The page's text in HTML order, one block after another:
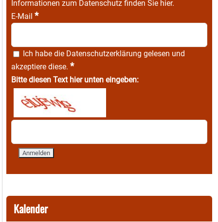
Informationen zum Datenschutz finden Sie hier.
E-Mail *
Ich habe die Datenschutzerklärung gelesen und
akzeptiere diese. *
Bitte diesen Text hier unten eingeben:
Kalender